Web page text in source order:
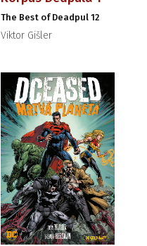
The Best of Deadpul 12
Viktor Gišler